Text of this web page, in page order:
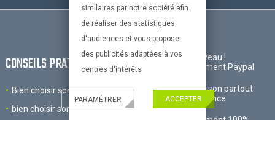
similaires par notre société afin
de réaliser des statistiques
d'audiences et vous proposer
des publicités adaptées à vos
centres d'intérêts
PARAMÉTRER ACCEPTER
CONSEILS PRATIQUES
Bien choisir son velo
bien choisir son equipement
Nouveau !
Paiement Paypal
Livraison partout
en France
Paiement 100%